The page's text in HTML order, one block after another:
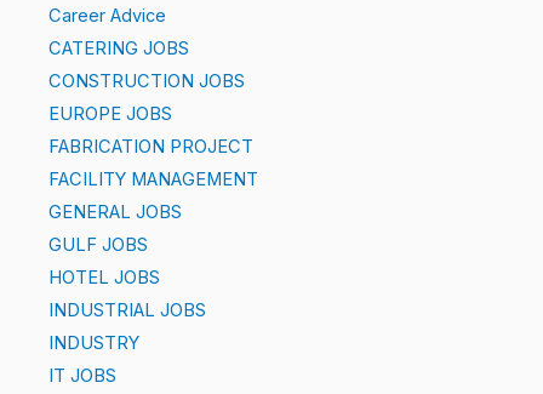
Career Advice
CATERING JOBS
CONSTRUCTION JOBS
EUROPE JOBS
FABRICATION PROJECT
FACILITY MANAGEMENT
GENERAL JOBS
GULF JOBS
HOTEL JOBS
INDUSTRIAL JOBS
INDUSTRY
IT JOBS